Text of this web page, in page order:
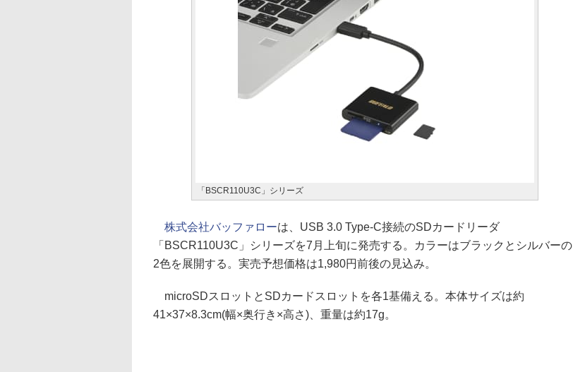
「BSCR110U3C」シリーズ
株式会社バッファローは、USB 3.0 Type-C接続のSDカードリーダ
「BSCR110U3C」シリーズを7月上旬に発売する。カラーはブラックとシルバーの
2色を展開する。実売予想価格は1,980円前後の見込み。
microSDスロットとSDカードスロットを各1基備える。本体サイズは約
41×37×8.3cm(幅×奥行き×高さ)、重量は約17g。